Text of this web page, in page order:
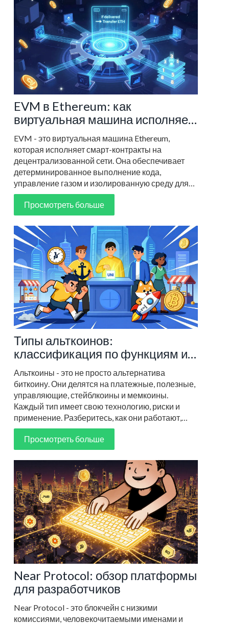
EVM в Ethereum: как
виртуальная машина исполняет
смарт-контракты
EVM - это виртуальная машина Ethereum,
которая исполняет смарт-контракты на
децентрализованной сети. Она обеспечивает
детерминированное выполнение кода,
управление газом и изолированную среду для
dApps. Благодаря EVM Ethereum стал
платформой для DeFi, NFT и DAO.
Просмотреть больше
Типы альткоинов:
классификация по функциям и
технологиям
Альткоины - это не просто альтернатива
биткоину. Они делятся на платежные, полезные,
управляющие, стейблкоины и мемкоины.
Каждый тип имеет свою технологию, риски и
применение. Разберитесь, как они работают,
чтобы выбрать правильный для себя.
Просмотреть больше
Near Protocol: обзор платформы
для разработчиков
Near Protocol - это блокчейн с низкими
комиссиями, человекочитаемыми именами и